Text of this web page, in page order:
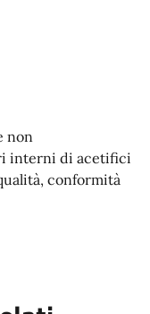
non
interni di acetifici
conformità